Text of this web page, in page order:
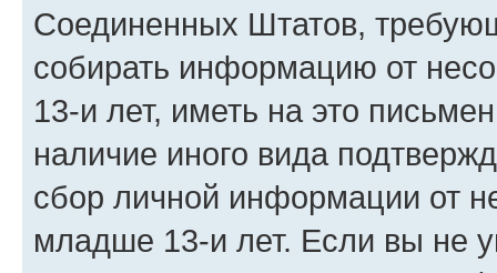
Соединенных Штатов,
собирать информацию от
13-и лет, иметь на это
наличие иного вида
сбор личной информации от
младше 13-и лет. Если вы не